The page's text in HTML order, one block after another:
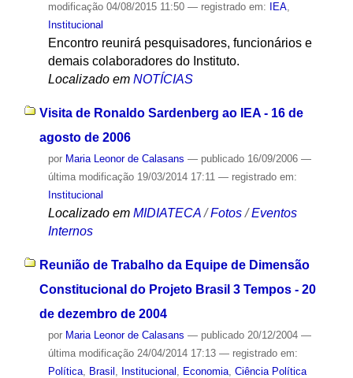
modificação04/08/2015 11:50 — registrado em: IEA,
Institucional
Encontro reunirá pesquisadores, funcionários e
demais colaboradores do Instituto.
Localizado em NOTÍCIAS
Visita de Ronaldo Sardenberg ao IEA - 16 de
agosto de 2006
por Maria Leonor de Calasans — publicado16/09/2006 —
última modificação19/03/2014 17:11 — registrado em:
Institucional
Localizado em MIDIATECA /Fotos /Eventos
Internos
Reunião de Trabalho da Equipe de Dimensão
Constitucional do Projeto Brasil 3 Tempos - 20
de dezembro de 2004
por Maria Leonor de Calasans — publicado20/12/2004 —
última modificação24/04/2014 17:13 — registrado em:
Política, Brasil Institucional Economia, Ciência Política